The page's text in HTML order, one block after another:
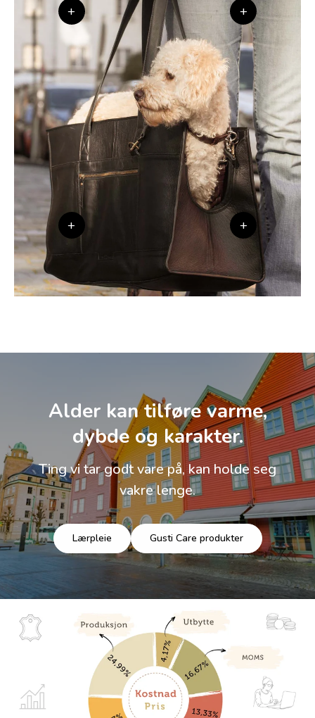
+ +
+ +
Alder kan tilføre varme,
dybde og karakter.
Ting vi tar godt vare på, kan holde seg
vakre lenge.
Lærpleie Gusti Care produkter